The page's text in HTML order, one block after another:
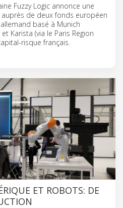
Fuzzy Logic annonce une
de deux fonds européen
basé à Munich
Karista (via le Paris Region
risque français.
ET ROBOTS: DE